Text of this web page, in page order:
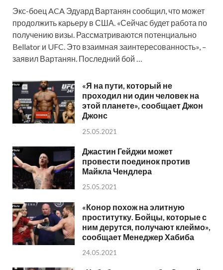
Экс-боец ACA Эдуард Вартанян сообщил, что может
продолжить карьеру в США. «Сейчас будет работа по
получению визы. Рассматриваются потенциально
Bellator и UFC. Это взаимная заинтересованность», –
заявил Вартанян. Последний бой …
«Я на пути, который не
проходил ни один человек на
этой планете», сообщает Джон
Джонс
25.05.2021
Джастин Гейджи может
провести поединок против
Майкла Чендлера
25.05.2021
«Конор похож на элитную
проститутку. Бойцы, которые с
ним дерутся, получают клеймо»,
сообщает Менеджер Хабиба
24.05.2021